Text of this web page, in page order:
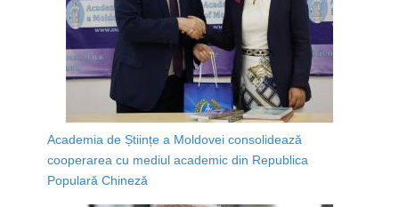
Academia de Științe a Moldovei consolidează
cooperarea cu mediul academic din Republica
Populară Chineză